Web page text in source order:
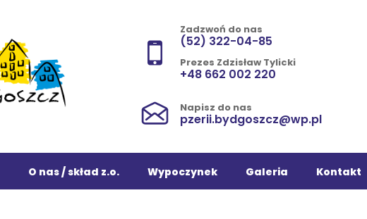
Napisz do nas
pzerii.bydgoszcz@wp.pl
Zadzwoń do nas
(52) 322-04-85
Prezes Zdzisław Tylicki
+48 662 002 220
O nas / skład z.o. Wypoczynek Galeria Kontakt